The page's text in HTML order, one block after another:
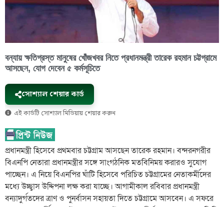
বন্যায় ক্ষতিগ্রস্ত মানুষের খোঁজখবর নিতে প্রধানমন্ত্রী তারেক রহমান চট্টগ্রামে
আসছেন, যোগ দেবেন ৫ কর্মসূচিতে
সোশ্যাল শেয়ার কার্ড
এই কার্ডটি সোশ্যাল মিডিয়ায় শেয়ার করুন
প্রধানমন্ত্রী হিসেবে প্রথমবার চট্টগ্রাম আসছেন তারেক রহমান। বন্দরনগরীর
বিএনপি নেতারা প্রধানমন্ত্রীর সঙ্গে সাংগঠনিক মতবিনিময় করারও সুযোগ
পাচ্ছেন। এ নিয়ে বিএনপির ঘাঁটি হিসেবে পরিচিত চট্টগ্রামের নেতাকর্মীদের
মধ্যে উচ্ছ্বাস উদ্দিপনা লক্ষ করা যাচ্ছে। আগামীকাল রবিবার প্রধানমন্ত্রী
বন্যাদুর্গতদের ত্রাণ ও পুনর্বাসন সহায়তা দিতে চট্টগ্রামে আসবেন। এ সফরে